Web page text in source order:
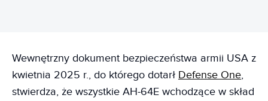
Wewnętrzny dokument bezpieczeństwa armii USA z
kwietnia 2025 r., do którego dotarł Defense One,
stwierdza, że wszystkie AH-64E wchodzące w skład